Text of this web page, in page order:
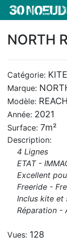
NORTH
Catégorie: KITE
Marque:
Modèle: REACH
Année: 2021
Surface: 7m²
Description:
4 Lignes
ETAT -
Excellent
Freeride -
Inclus kite et
Réparation -
Vues: 128